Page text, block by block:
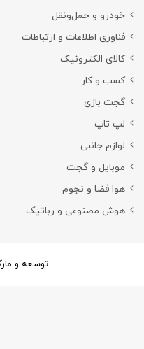
خودرو و حمل‌و‌نقل
فناوری اطلاعات و ارتباطات
کالای الکترونیک
کسب و کار
گجت بازی
لپ تاپ
لوازم جانبی
موبایل و گجت
هوا فضا و نجوم
هوش مصنوعی و رباتیک
توسعه و